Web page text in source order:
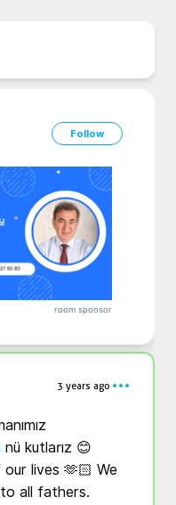
Follow
room sponsor
3 years ago
nü kutlarız 😊
lives 🫶🏻 We
to all fathers.